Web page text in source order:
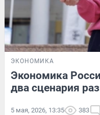
ЭКОНОМИКА
Экономика
два сценария
5 мая, 2026, 13:35 383